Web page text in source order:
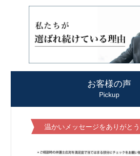
お客様の声
Pickup
温かいメッセージをありがと